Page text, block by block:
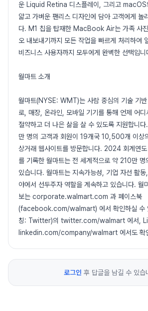
운 Liquid Retina 디스플레이, 그리고 macOS
얇고 가벼운 팬리스 디자인에 담아 고객에게 놀
다. M1 칩을 탑재한 MacBook Air는 가족 사진
오 내보내기까지 모든 작업을 빠르게 처리하여
비즈니스 사용자까지 모두에게 완벽한 선택입니
월마트 소개
월마트(NYSE: WMT)는 사람 중심의 기술 기반
로, 매장, 온라인, 모바일 기기를 통해 언제 어
절약하고 더 나은 삶을 살 수 있도록 지원합니
만 명의 고객과 회원이 19개국 10,500개 이상
상거래 웹사이트를 방문합니다. 2024 회계연
를 기록한 월마트는 전 세계적으로 약 210만 명
있습니다. 월마트는 지속가능성, 기업 자선 활
야에서 선두주자 역할을 계속하고 있습니다. 월
보는 corporate.walmart.com 과 페이스북
(facebook.com/walmart) 에서 확인하실 수
칭: Twitter)의 twitter.com/walmart 에서,
linkedin.com/company/walmart 에서도 확
로그인 후 답글을 남길 수 있습